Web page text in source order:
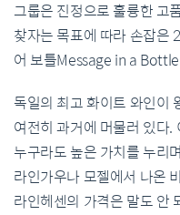
그룹은 진정으로 훌륭한 고
찾자는 목표에 따라 손잡은
어 보틀Message in a
독일의 최고 화이트 와인이
여전히 과거에 머물러 있다.
누구라도 높은 가치를 누리
라인가우나 모젤에서 나온
라인헤센의 가격은 말도 안